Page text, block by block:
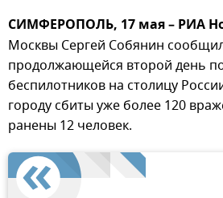
СИМФЕРОПОЛЬ, 17 мая – РИА
Москвы Сергей Собянин
продолжающейся второй день
беспилотников на столицу
городу сбиты уже более 120
ранены 12 человек.